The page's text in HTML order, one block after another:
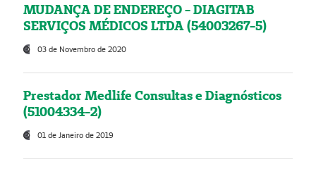
MUDANÇA DE ENDEREÇO - DIAGITAB
SERVIÇOS MÉDICOS LTDA (54003267-5)
03 de Novembro de 2020
Prestador Medlife Consultas e Diagnósticos
(51004334-2)
01 de Janeiro de 2019